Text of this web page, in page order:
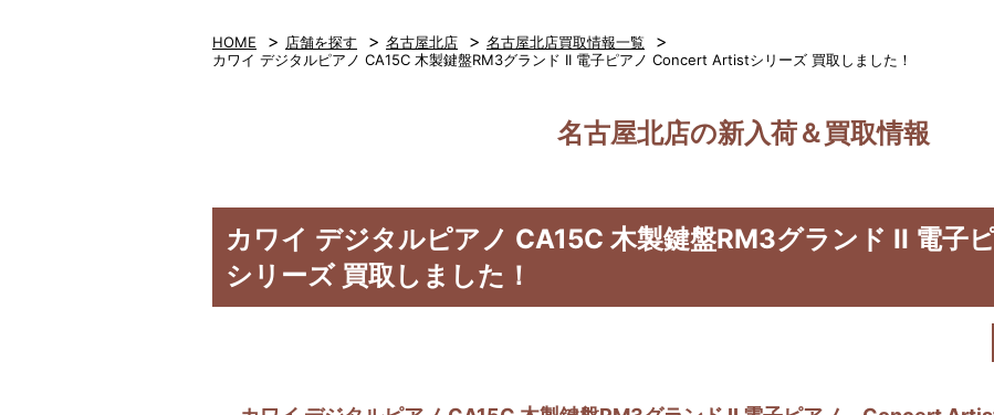
HOME > 店舗を探す > 名古屋北店 > 名古屋北店買取情報一覧 >
カワイ デジタルピアノ CA15C 木製鍵盤RM3グランド II 電子ピアノ Concert Artistシリーズ 買取しました！
名古屋北店の新入荷＆買取情報
カワイ デジタルピアノ CA15C 木製鍵盤RM3グランド II 電
シリーズ 買取しました！